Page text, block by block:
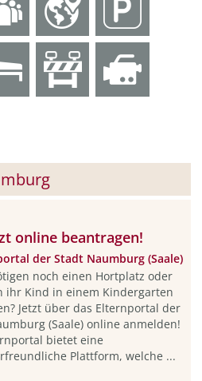
online beantragen!
der Stadt Naumburg (Saale)
noch einen Hortplatz oder
ihr Kind in einem Kindergarten
Jetzt über das Elternportal der
(Saale) online anmelden!
bietet eine
Plattform, welche ...